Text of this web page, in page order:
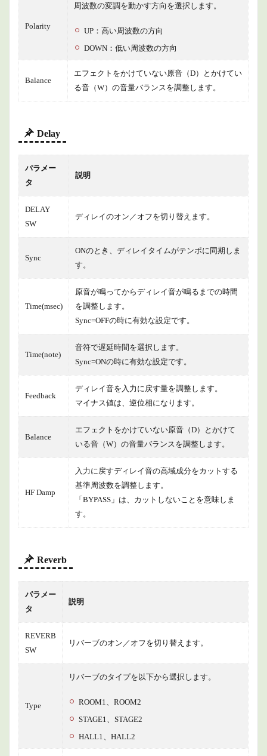
Polarity
周波数の変調を動かす方向を選択します。
UP：高い周波数の方向
DOWN：低い周波数の方向
Balance
エフェクトをかけていない原音（D）とかけてい
る音（W）の音量バランスを調整します。
Delay
パラメー
タ
説明
DELAY
SW
ディレイのオン／オフを切り替えます。
Sync
ONのとき、ディレイタイムがテンポに同期しま
す。
Time(msec)
原音が鳴ってからディレイ音が鳴るまでの時間
を調整します。
Sync=OFFの時に有効な設定です。
Time(note)
音符で遅延時間を選択します。
Sync=ONの時に有効な設定です。
Feedback
ディレイ音を入力に戻す量を調整します。
マイナス値は、逆位相になります。
Balance
エフェクトをかけていない原音（D）とかけて
いる音（W）の音量バランスを調整します。
HF Damp
入力に戻すディレイ音の高域成分をカットする
基準周波数を調整します。
「BYPASS」は、カットしないことを意味しま
す。
Reverb
パラメー
タ
説明
REVERB
SW
リバーブのオン／オフを切り替えます。
Type
リバーブのタイプを以下から選択します。
ROOM1、ROOM2
STAGE1、STAGE2
HALL1、HALL2